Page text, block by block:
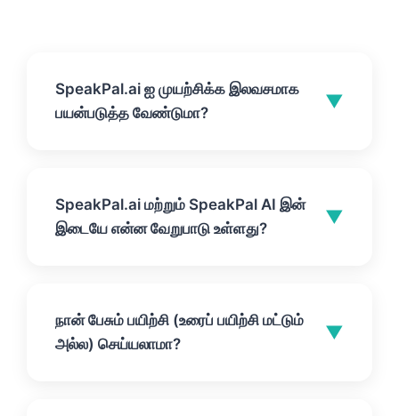
SpeakPal.ai ஐ முயற்சிக்க இலவசமாக
பயன்படுத்த வேண்டுமா?
▼
SpeakPal செயலியை பதிவிறக்கம் செய்து
இன்று உங்கள் மொழி கற்றல் பயணத்தை
SpeakPal.ai மற்றும் SpeakPal AI இன்
இடையே என்ன வேறுபாடு உள்ளது?
▼
"SpeakPal APP" எனத் தேடுவர், மற்றும்
அதிகாரப்பூர்வ தளம் SpeakPal.ai ஆகும். அதை
நான் பேசும் பயிற்சி (உரைப் பயிற்சி மட்டும்
அல்ல) செய்யலாமா?
▼